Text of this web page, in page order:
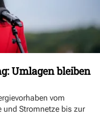
Umlagen bleiben
vom
und Stromnetze bis zur